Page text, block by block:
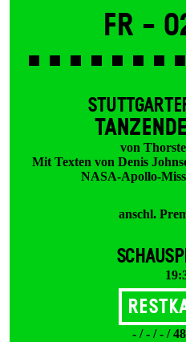
Fr -
von
Mit Texten von Denis
NASA-Apollo-
anschl.
- / - / - /